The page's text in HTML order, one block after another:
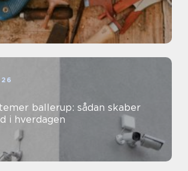
ballerup: sådan skaber
i hverdagen